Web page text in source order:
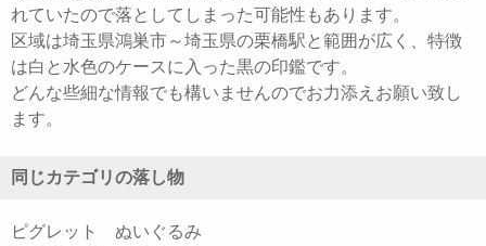
れていたので落としてしまった可能性もあります。
区域は埼玉県鴻巣市～埼玉県の栗橋駅と範囲が広く、特徴
は白と水色のケースに入った黒の印鑑です。
どんな些細な情報でも構いませんのでお力添えお願い致し
ます。
同じカテゴリの落し物
ピグレット ぬいぐるみ